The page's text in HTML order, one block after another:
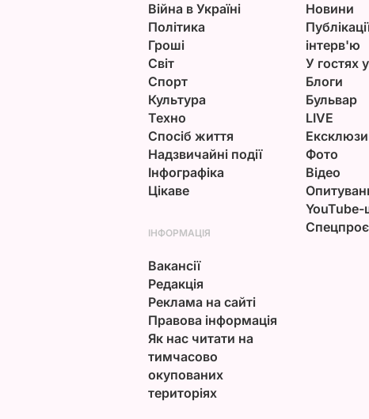
Війна в Україні
Політика
Гроші
Світ
Спорт
Культура
Техно
Спосіб життя
Надзвичайні події
Інфографіка
Цікаве
Новини
інтерв'ю
У гостях
Блоги
Бульвар
LIVE
Фото
Відео
ІНФОРМАЦІЯ
Вакансії
Редакція
Реклама на сайті
Правова інформація
Як нас читати на
тимчасово
окупованих
територіях